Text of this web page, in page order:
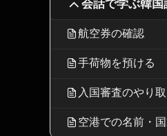
会話で学ぶ韓国
航空券の確認
手荷物を預ける
入国審査のやり取
空港での名前・